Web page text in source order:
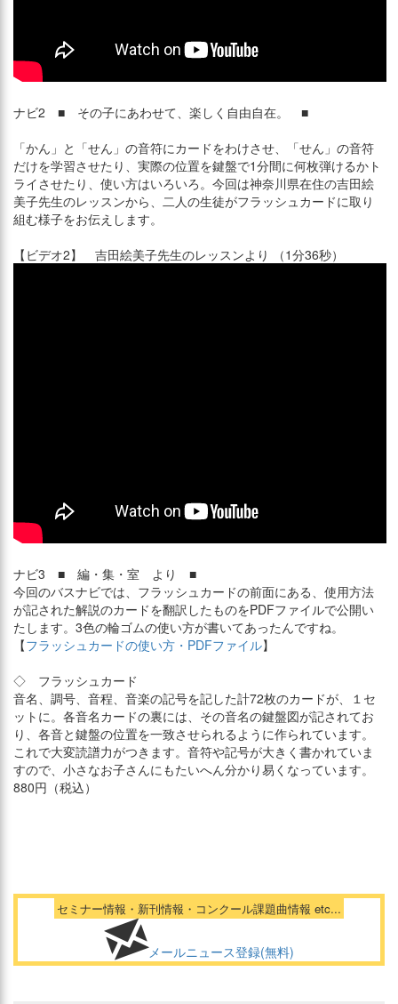
ナビ2 ■ その子にあわせて、楽しく自由自在。 ■
「かん」と「せん」の音符にカードをわけさせ、「せん」の音符
だけを学習させたり、実際の位置を鍵盤で1分間に何枚弾けるかト
ライさせたり、使い方はいろいろ。今回は神奈川県在住の吉田絵
美子先生のレッスンから、二人の生徒がフラッシュカードに取り
組む様子をお伝えします。
【ビデオ2】 吉田絵美子先生のレッスンより （1分36秒）
ナビ3 ■ 編・集・室 より ■
今回のバスナビでは、フラッシュカードの前面にある、使用方法
が記された解説のカードを翻訳したものをPDFファイルで公開い
たします。3色の輪ゴムの使い方が書いてあったんですね。
【フラッシュカードの使い方・PDFファイル】
◇ フラッシュカード
音名、調号、音程、音楽の記号を記した計72枚のカードが、１セ
ットに。各音名カードの裏には、その音名の鍵盤図が記されてお
り、各音と鍵盤の位置を一致させられるように作られています。
これで大変読譜力がつきます。音符や記号が大きく書かれていま
すので、小さなお子さんにもたいへん分かり易くなっています。
880円（税込）
セミナー情報・新刊情報・コンクール課題曲情報 etc...
メールニュース登録(無料)